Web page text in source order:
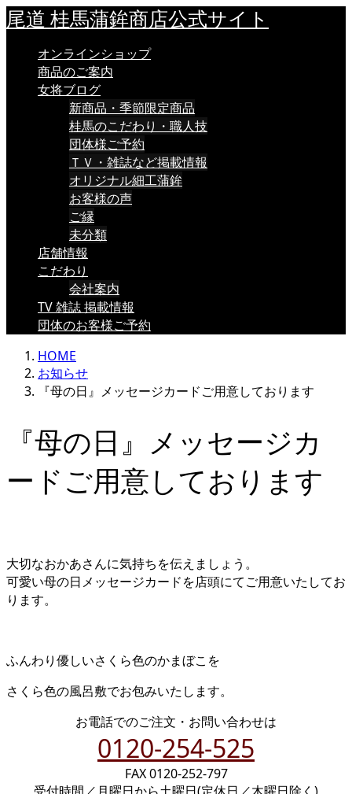
尾道 桂馬蒲鉾商店公式サイト
オンラインショップ
商品のご案内
女将ブログ
新商品・季節限定商品
桂馬のこだわり・職人技
団体様ご予約
ＴＶ・雑誌など掲載情報
オリジナル細工蒲鉾
お客様の声
ご縁
未分類
店舗情報
こだわり
会社案内
TV 雑誌 掲載情報
団体のお客様ご予約
HOME
お知らせ
『母の日』メッセージカードご用意しております
『母の日』メッセージカ
ードご用意しております
大切なおかあさんに気持ちを伝えましょう。
可愛い母の日メッセージカードを店頭にてご用意いたしてお
ります。
ふんわり優しいさくら色のかまぼこを
さくら色の風呂敷でお包みいたします。
お電話でのご注文・お問い合わせは
0120-254-525
FAX 0120-252-797